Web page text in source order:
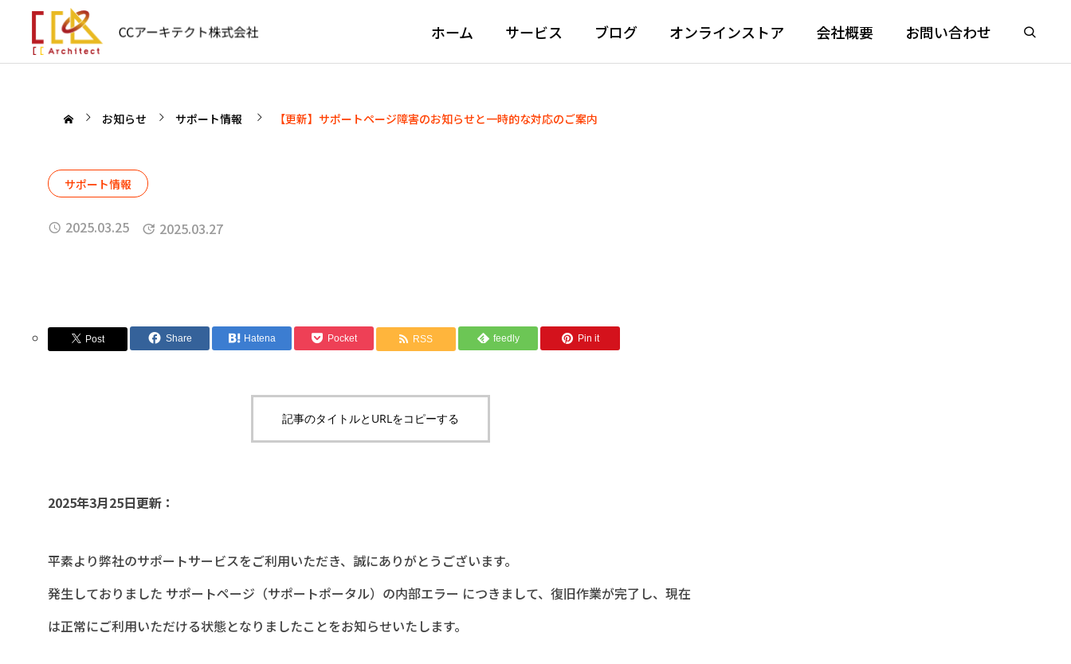
ホーム サービス ブログ オンラインストア 会社概要 お問い合わせ
お知らせ サポート情報 【更新】サポートページ障害のお知らせと一時的な対応のご案内
サポート情報
2025.03.25 2025.03.27
Post Share Hatena Pocket RSS feedly Pin it
記事のタイトルとURLをコピーする
2025年3月25日更新：
平素より弊社のサポートサービスをご利用いただき、誠にありがとうございます。
発生しておりました サポートページ（サポートポータル）の内部エラー につきまして、復旧作業が完了し、現在
は正常にご利用いただける状態となりましたことをお知らせいたします。